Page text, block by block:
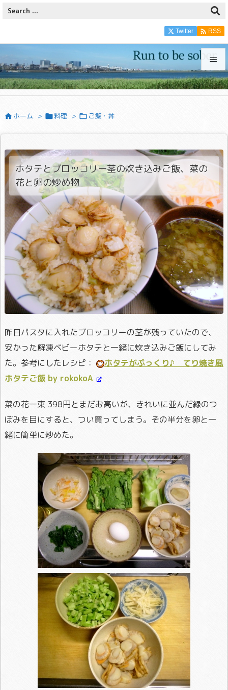





検索
Twitter  RSS
 ホーム > 料理 >  ご飯・丼
ホタテとブロッコリー茎の炊き込みご飯、菜の
花と卵の炒め物
昨日パスタに入れたブロッコリーの茎が残っていたので、
安かった解凍ベビーホタテと一緒に炊き込みご飯にしてみ
た。参考にしたレシピ：
ホタテがぷっくり♪ てり焼き風
ホタテご飯 by rokokoA
菜の花一束 398円とまだお高いが、きれいに並んだ緑のつ
ぼみを目にすると、つい買ってしまう。その半分を卵と一
緒に簡単に炒めた。